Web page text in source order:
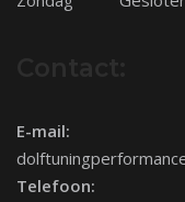
E-mail:
Telefoon: